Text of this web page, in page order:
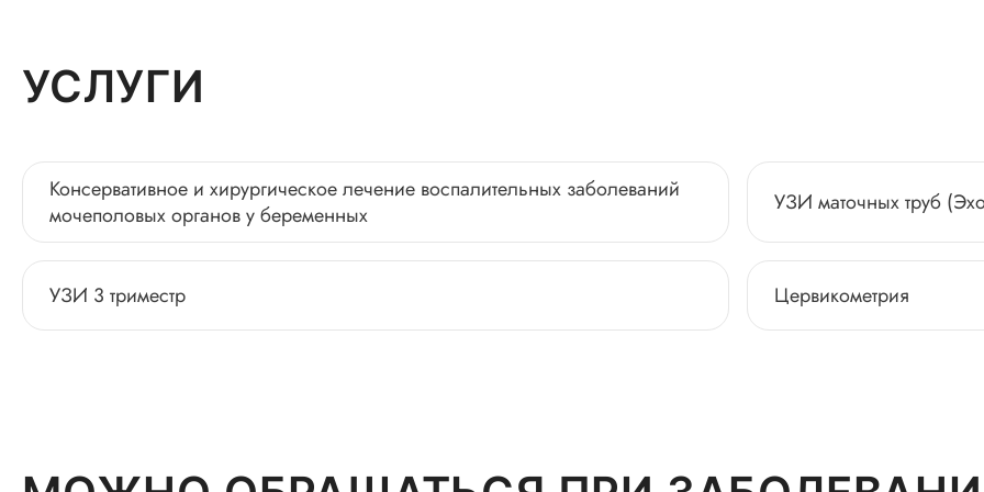
УСЛУГИ
Консервативное и хирургическое лечение воспалительных заболеваний
мочеполовых органов у беременных
УЗИ маточных труб
УЗИ 3 триместр Цервикометрия